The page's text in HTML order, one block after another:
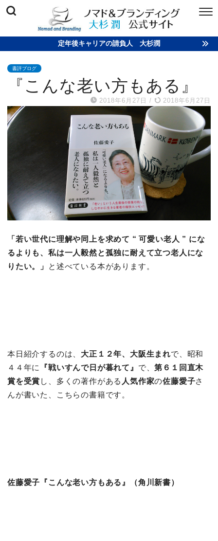
定年後キャリアの請負人 大杉潤
書評ブログ
『こんな老い方もある』
2018年6月27日 / 2018年6月27日
「若い世代に理解や同上を求めて “ 可愛い老人 ” にな
るよりも、私は一人毅然と孤独に耐えて立つ老人にな
りたい。」
と述べている本があります。
本日紹介するのは、 大正１２年、大阪生まれで、昭和
４４年に
『戦いすんで日が暮れて』 で、第６１回直木
賞を受賞 し、多くの著作がある 人気作家の佐藤愛子さ
んが書いた、こちらの書籍です。
佐藤愛子『こんな老い方もある』（角川新書）